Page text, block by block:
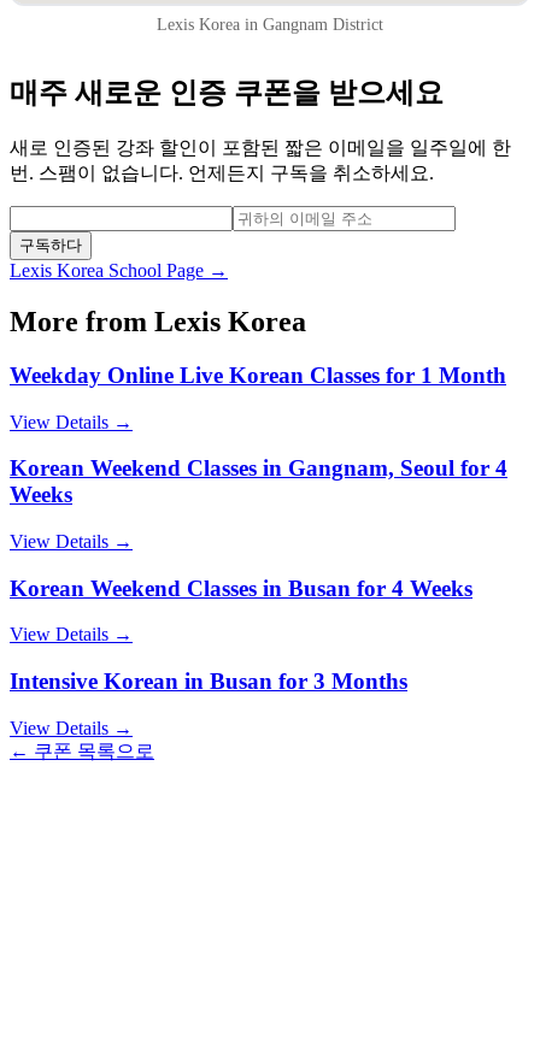
Lexis Korea in Gangnam District
매주 새로운 인증 쿠폰을 받으세요
새로 인증된 강좌 할인이 포함된 짧은 이메일을 일주일에 한
번. 스팸이 없습니다. 언제든지 구독을 취소하세요.
구독하다
Lexis Korea School Page →
More from Lexis Korea
Weekday Online Live Korean Classes for 1 Month
View Details →
Korean Weekend Classes in Gangnam, Seoul for 4
Weeks
View Details →
Korean Weekend Classes in Busan for 4 Weeks
View Details →
Intensive Korean in Busan for 3 Months
View Details →
← 쿠폰 목록으로